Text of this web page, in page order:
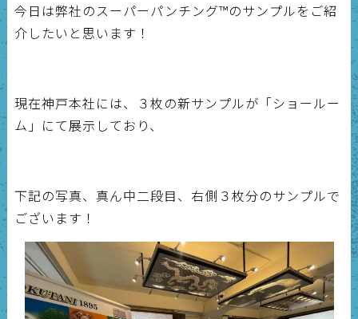
今日は弊社のスーパーパンチング™のサンプルをご紹
介したいと思います！
現在神戸本社には、３枚の新サンプルが「ショールー
ム」にて展示しており、
下記の写真、真ん中二段目、右側３枚分のサンプルで
ございます！